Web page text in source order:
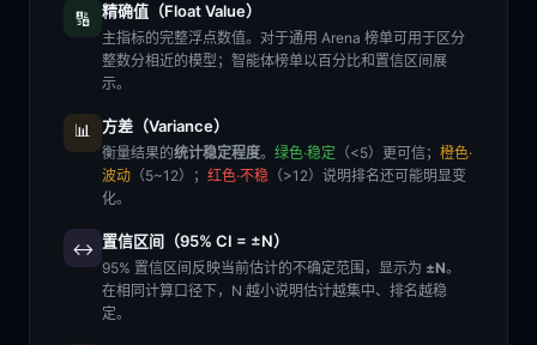
🔢 精确值（Float Value）
主指标的完整浮点数值。对于通用 Arena 榜单可用于区分
整数分相近的模型；智能体榜单以百分比和置信区间展
示。
📊 方差（Variance）
衡量结果的统计稳定程度。 绿色·稳定 （<5）更可信； 橙色·
波动 （5~12）； 红色·不稳 （>12）说明排名还可能明显变
化。
↔️ 置信区间（95% CI = ±N）
95% 置信区间反映当前估计的不确定范围，显示为 ±N。
在相同计算口径下，N 越小说明估计越集中、排名越稳
定。